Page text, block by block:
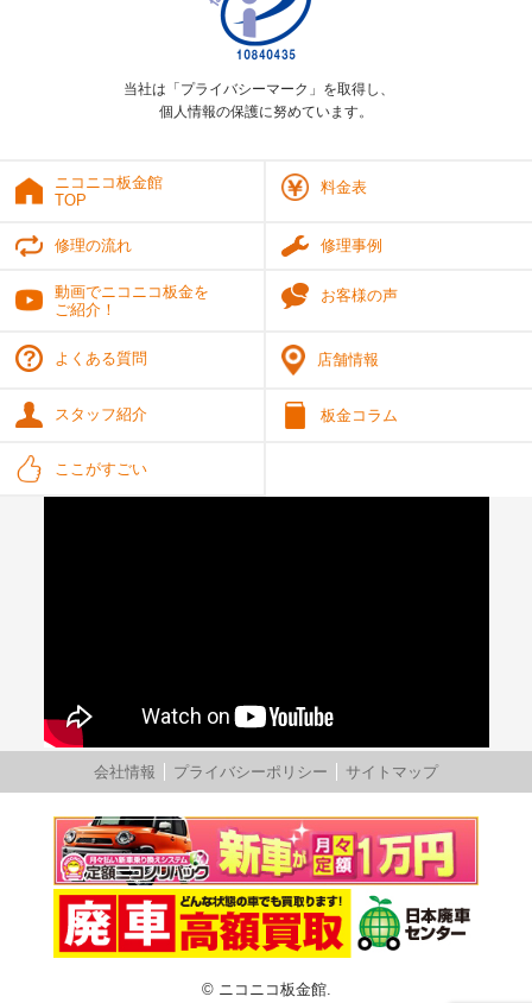
当社は「プライバシーマーク」を取得し、
個人情報の保護に努めています。
ニコニコ板金館
TOP
料金表
修理の流れ 修理事例
動画でニコニコ板金を
ご紹介！
お客様の声
よくある質問 店舗情報
スタッフ紹介 板金コラム
ここがすごい
会社情報 プライバシーポリシー サイトマップ
© ニコニコ板金館.